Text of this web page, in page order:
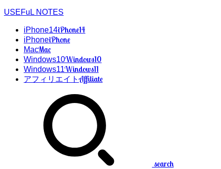
USEFuL NOTES
iPhone14iPhone14
iPhoneiPhone
MacMac
Windows10Windows10
Windows11Windows11
アフィリエイトAffiliate
search